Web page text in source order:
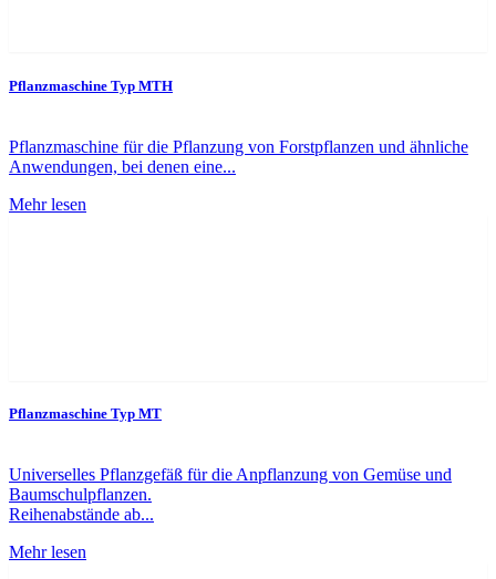
Pflanzmaschine Typ MTH
Pflanzmaschine für die Pflanzung von Forstpflanzen und ähnliche
Anwendungen, bei denen eine...
Mehr lesen
Pflanzmaschine Typ MT
Universelles Pflanzgefäß für die Anpflanzung von Gemüse und
Baumschulpflanzen.
Reihenabstände ab...
Mehr lesen